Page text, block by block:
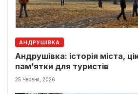
АНДРУШІВКА
Андрушівка: історія міста,
пам’ятки для туристів
25 Червня, 2026